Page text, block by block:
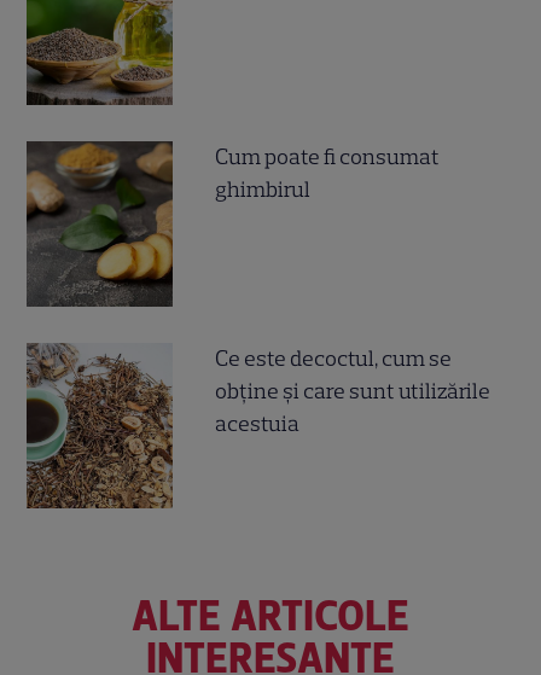
Cum poate fi consumat
ghimbirul
Ce este decoctul, cum se
obţine şi care sunt utilizările
acestuia
ALTE ARTICOLE
INTERESANTE